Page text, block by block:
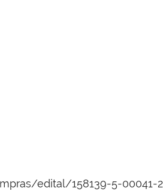
edital/158139-5-00041-